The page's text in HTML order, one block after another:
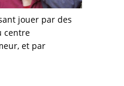
jouer par des
centre
et par